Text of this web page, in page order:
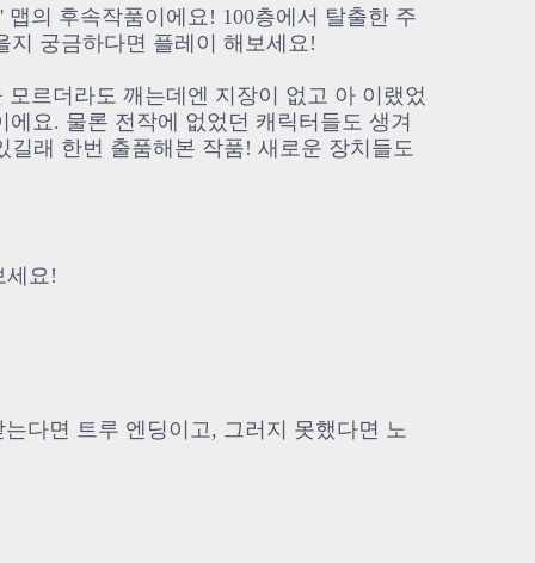
의 후속작품이에요! 100층에서 탈출한 주
지 궁금하다면 플레이 해보세요!
르더라도 깨는데엔 지장이 없고 아 이랬었
요. 물론 전작에 없었던 캐릭터들도 생겨
래 한번 출품해본 작품! 새로운 장치들도
세요!
다면 트루 엔딩이고, 그러지 못했다면 노